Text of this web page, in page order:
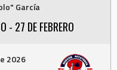
García
- 27 DE FEBRERO
2026